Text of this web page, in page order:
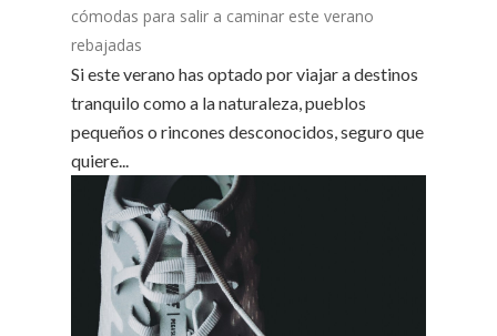
cómodas para salir a caminar este verano
rebajadas
Si este verano has optado por viajar a destinos
tranquilo como a la naturaleza, pueblos
pequeños o rincones desconocidos, seguro que
quiere...